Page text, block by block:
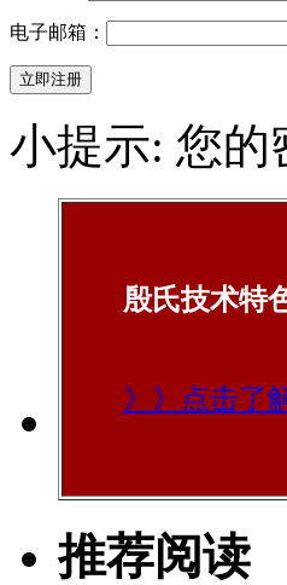
电子邮箱：
小提示: 您
殷氏技术特
》》点击了
推荐阅读